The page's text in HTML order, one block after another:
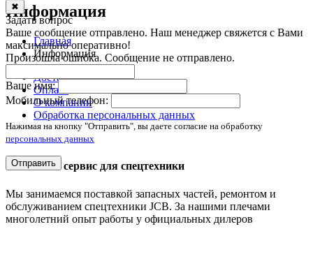
✖
Задать вопрос
Ваше сообщение отправлено. Наш менеджер свяжется с Вами
максимально оперативно!
Произошла ошибка. Сообщение не отправлено.
Ваше имя:
Мобильный телефон:
Нажимая на кнопку "Отправить", вы даете согласие на обработку
персональных данных
Отправить
Информация
Главная
Информация
Доставка
Оплата
О компании
Обработка персональных данных
Запчасти и сервис для спецтехники
Мы занимаемся поставкой запасных частей, ремонтом и
обслуживанием спецтехники JCB. За нашими плечами
многолетний опыт работы у официальных дилеров